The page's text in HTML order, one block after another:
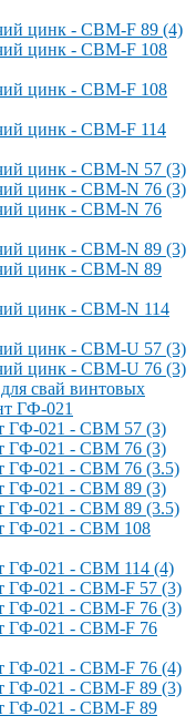
цинк - СВМ-F 89 (4)
цинк - СВМ-F 108
цинк - СВМ-F 108
цинк - СВМ-F 114
цинк - СВМ-N 57 (3)
цинк - СВМ-N 76 (3)
цинк - СВМ-N 76
цинк - СВМ-N 89 (3)
цинк - СВМ-N 89
цинк - СВМ-N 114
цинк - СВМ-U 57 (3)
цинк - СВМ-U 76 (3)
свай винтовых
ГФ-021
ГФ-021 - СВМ 57 (3)
ГФ-021 - СВМ 76 (3)
ГФ-021 - СВМ 76 (3.5)
ГФ-021 - СВМ 89 (3)
ГФ-021 - СВМ 89 (3.5)
ГФ-021 - СВМ 108
ГФ-021 - СВМ 114 (4)
ГФ-021 - СВМ-F 57 (3)
ГФ-021 - СВМ-F 76 (3)
ГФ-021 - СВМ-F 76
ГФ-021 - СВМ-F 76 (4)
ГФ-021 - СВМ-F 89 (3)
ГФ-021 - СВМ-F 89